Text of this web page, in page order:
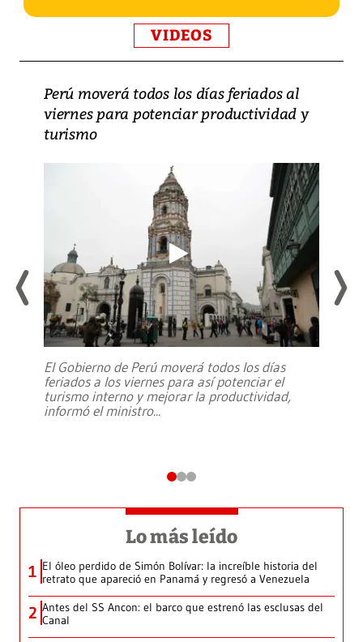
VIDEOS
Perú moverá todos los días feriados al
viernes para potenciar productividad y
turismo
El Gobierno de Perú moverá todos los días
feriados a los viernes para así potenciar el
turismo interno y mejorar la productividad,
informó el ministro...
Lo más leído
1 El óleo perdido de Simón Bolívar: la increíble historia del
retrato que apareció en Panamá y regresó a Venezuela
2 Antes del SS Ancon: el barco que estrenó las esclusas del
Canal